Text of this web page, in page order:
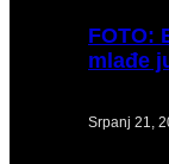
FOTO:
mlađe
Srpanj 21,